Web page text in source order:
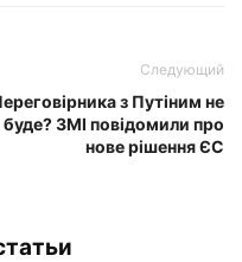
Следующий
з Путіним не
буде? ЗМІ повідомили про
нове рішення ЄС